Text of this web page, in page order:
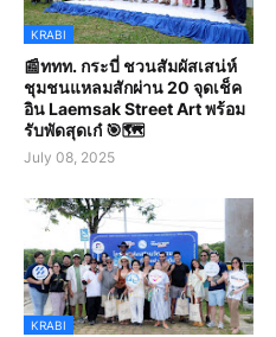
KRABI
📰ททท. กระบี่ ชวนสัมผัสเสน่ห์
ชุมชนแหลมสักผ่าน 20 จุดเช็ค
อิน Laemsak Street Art พร้อม
รับพัดสุดเก๋ 🎯🗺️
July 08, 2025
KRABI